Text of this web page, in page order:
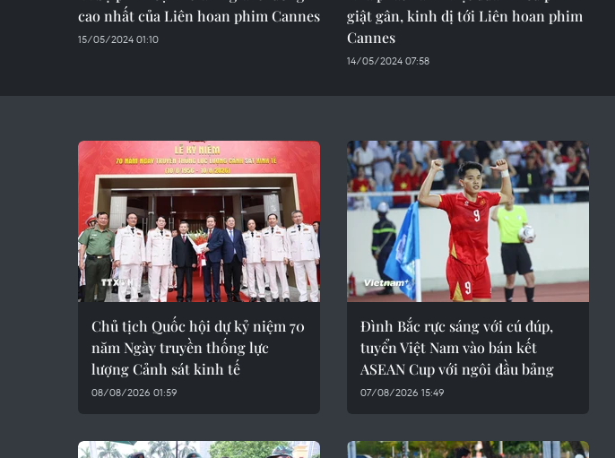
cao nhất của Liên hoan phim Cannes
15/05/2024 01:10
giật gân, kinh dị tới Liên hoan phim
Cannes
14/05/2024 07:58
Chủ tịch Quốc hội dự kỷ niệm 70
năm Ngày truyền thống lực
lượng Cảnh sát kinh tế
08/08/2026 01:59
Đình Bắc rực sáng với cú đúp,
tuyển Việt Nam vào bán kết
ASEAN Cup với ngôi đầu bảng
07/08/2026 15:49